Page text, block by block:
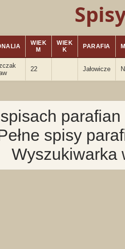
WIEK
M
WIEK
K
PARAFIA
22 Jałowicze
spisy
Wyszukiwarka